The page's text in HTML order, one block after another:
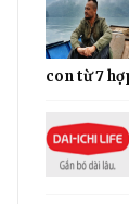
con từ 7